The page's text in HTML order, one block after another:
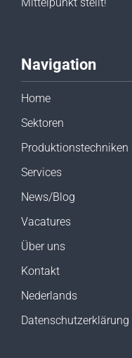
Navigation
Home
Sektoren
Produktionstechniken
Services
News/Blog
Vacatures
Über uns
Kontakt
Nederlands
Datenschutzerklärung